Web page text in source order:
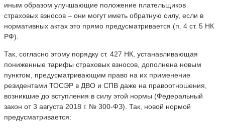
иным образом улучшающие положение плательщиков
страховых взносов – они могут иметь обратную силу, если в
нормативных актах это прямо предусматривается (п. 4 ст. 5 НК
РФ).
Так, согласно этому порядку ст. 427 НК, устанавливающая
пониженные тарифы страховых взносов, дополнена новым
пунктом, предусматривающим право на их применение
резидентами ТОСЭР в ДВО и СПВ даже на правоотношения,
возникшие до вступления в силу этой нормы (Федеральный
закон от 3 августа 2018 г. № 300-ФЗ). Так, новой нормой
предусматривается: